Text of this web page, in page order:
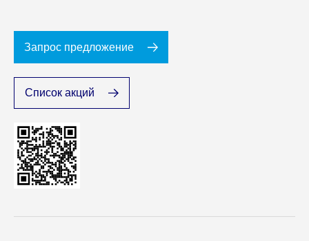
Запрос предложение
Список акций